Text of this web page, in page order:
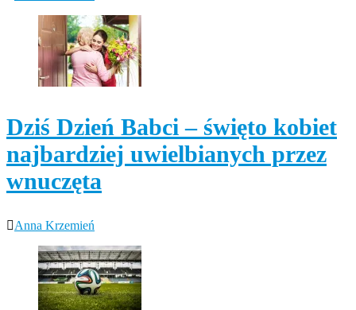
Dziś Dzień Babci – święto kobiet
najbardziej uwielbianych przez
wnuczęta
Anna Krzemień